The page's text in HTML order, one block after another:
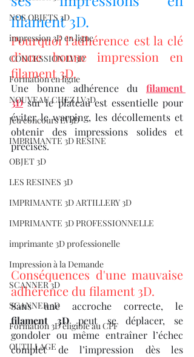
NOS OBJETS 3D
impression 3D en ligne
CONCESSION LV3D
Formation en ligne
NOUVEAU CHEZ LV3D
Jeu concours LV3D
IMPRIMANTE 3D RESINE
OBJET 3D
LES RESINES 3D
IMPRIMANTE 3D ARTILLERY 3D
IMPRIMANTE 3D PROFESSIONNELLE
imprimante 3D professionelle
Impression à la Demande
SCANNER 3D
SCANNER 3D
Formation 3D éligible au CPF
OUTILLAGE
filament 3D.
Pourquoi l’adhérence est la clé
d’une bonne impression en
filament 3D.
Une bonne adhérence du filament
3D sur le plateau est essentielle pour
éviter le warping, les décollements et
obtenir des impressions solides et
précises.
Conséquences d'une mauvaise
adhérence du filament 3D.
filament 3D peut se déplacer, se
gondoler ou même entraîner l’échec
complet de l’impression dès les